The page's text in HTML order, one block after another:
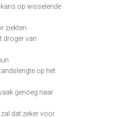
op wisselende
ziekten.
droger van
op het
genoeg naar
dat zeker voor